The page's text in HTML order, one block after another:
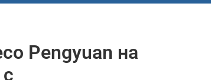
Pengyuan на